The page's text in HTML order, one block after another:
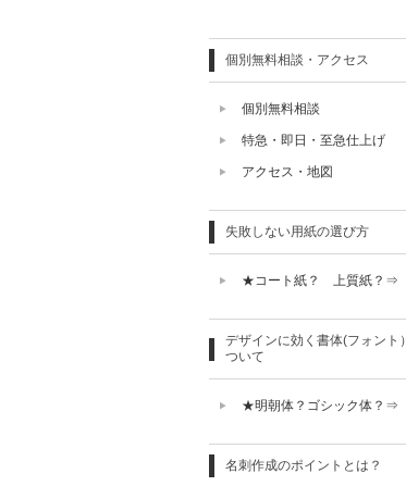
個別無料相談・アクセス
個別無料相談
特急・即日・至急仕上げ
アクセス・地図
失敗しない用紙の選び方
★コート紙？ 上質紙？⇒
デザインに効く書体(フォント
ついて
★明朝体？ゴシック体？⇒
名刺作成のポイントとは？